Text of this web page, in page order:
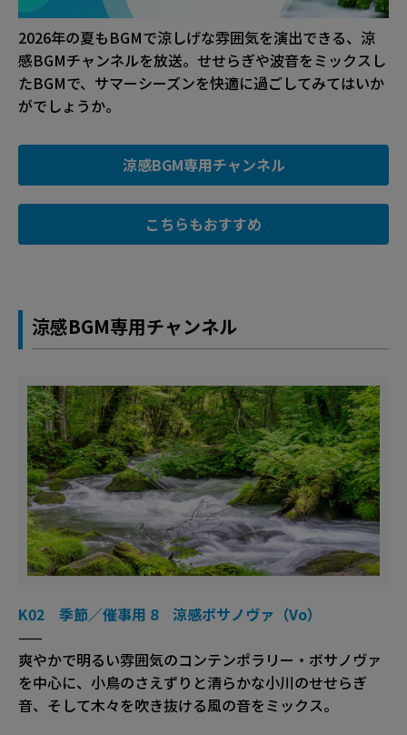
2026年の夏もBGMで涼しげな雰囲気を演出できる、涼
感BGMチャンネルを放送。せせらぎや波音をミックスし
たBGMで、サマーシーズンを快適に過ごしてみてはいか
がでしょうか。
涼感BGM専用チャンネル
こちらもおすすめ
涼感BGM専用チャンネル
K02 季節／催事用 8 涼感ボサノヴァ（Vo）
——
爽やかで明るい雰囲気のコンテンポラリー・ボサノヴァ
を中心に、小鳥のさえずりと清らかな小川のせせらぎ
音、そして木々を吹き抜ける風の音をミックス。